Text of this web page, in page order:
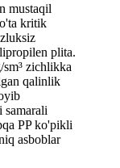
mustaqil
kritik
plita.
zichlikka
qalinlik
samarali
PP ko'pikli
asboblar